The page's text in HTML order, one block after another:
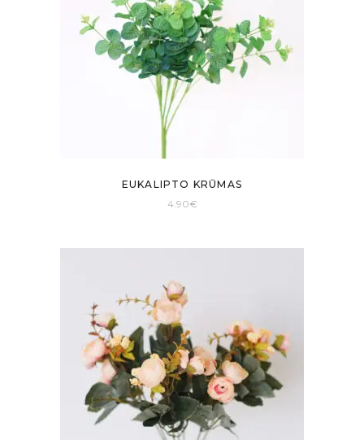
EUKALIPTO KRŪMAS
4.90€